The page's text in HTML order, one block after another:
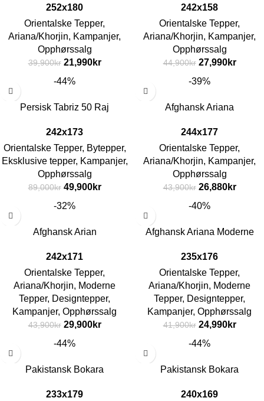
252x180
Orientalske Tepper,
Ariana/Khorjin, Kampanjer,
Opphørssalg
39,900kr 21,990kr
242x158
Orientalske Tepper,
Ariana/Khorjin, Kampanjer,
Opphørssalg
44,900kr 27,990kr
-44%
Persisk Tabriz 50 Raj
242x173
Orientalske Tepper, Bytepper,
Eksklusive tepper, Kampanjer,
Opphørssalg
89,000kr 49,900kr
-39%
Afghansk Ariana
244x177
Orientalske Tepper,
Ariana/Khorjin, Kampanjer,
Opphørssalg
43,900kr 26,880kr
-32%
Afghansk Arian
242x171
Orientalske Tepper,
Ariana/Khorjin, Moderne
Tepper, Designtepper,
Kampanjer, Opphørssalg
43,900kr 29,900kr
-40%
Afghansk Ariana Moderne
235x176
Orientalske Tepper,
Ariana/Khorjin, Moderne
Tepper, Designtepper,
Kampanjer, Opphørssalg
41,900kr 24,990kr
-44%
Pakistansk Bokara
233x179
-44%
Pakistansk Bokara
240x169